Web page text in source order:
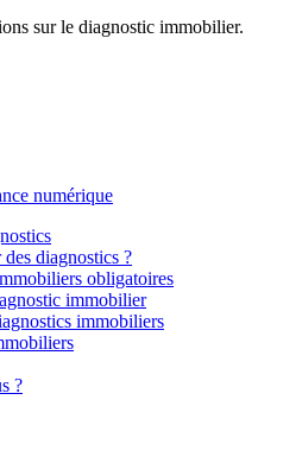
sur le diagnostic immobilier.
numérique
diagnostics ?
obligatoires
immobilier
immobiliers
?